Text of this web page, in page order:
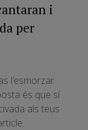
i
per
l’esmorzar
és que sí
als teus